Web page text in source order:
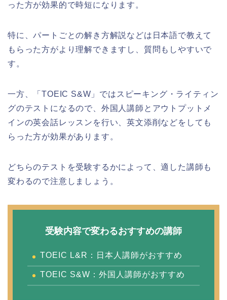
った方が効果的で時短になります。
特に、パートごとの解き方解説などは日本語で教えて
もらった方がより理解できますし、質問もしやすいで
す。
一方、「TOEIC S&W」ではスピーキング・ライティン
グのテストになるので、外国人講師とアウトプットメ
インの英会話レッスンを行い、英文添削などをしても
らった方が効果があります。
どちらのテストを受験するかによって、適した講師も
変わるので注意しましょう。
受験内容で変わるおすすめの講師
TOEIC L&R：日本人講師がおすすめ
TOEIC S&W：外国人講師がおすすめ